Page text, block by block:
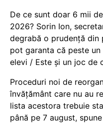
De ce sunt doar 6 mii
2026? Sorin Ion,
degrabă o prudență din
pot garanta că peste
elevi / Este și un joc de
Proceduri noi de
învățământ care nu au
lista acestora trebuie
până pe 7 august,